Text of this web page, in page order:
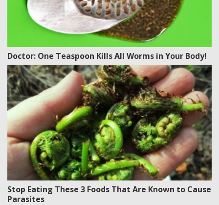
Doctor: One Teaspoon Kills All Worms in Your Body!
Stop Eating These 3 Foods That Are Known to Cause
Parasites